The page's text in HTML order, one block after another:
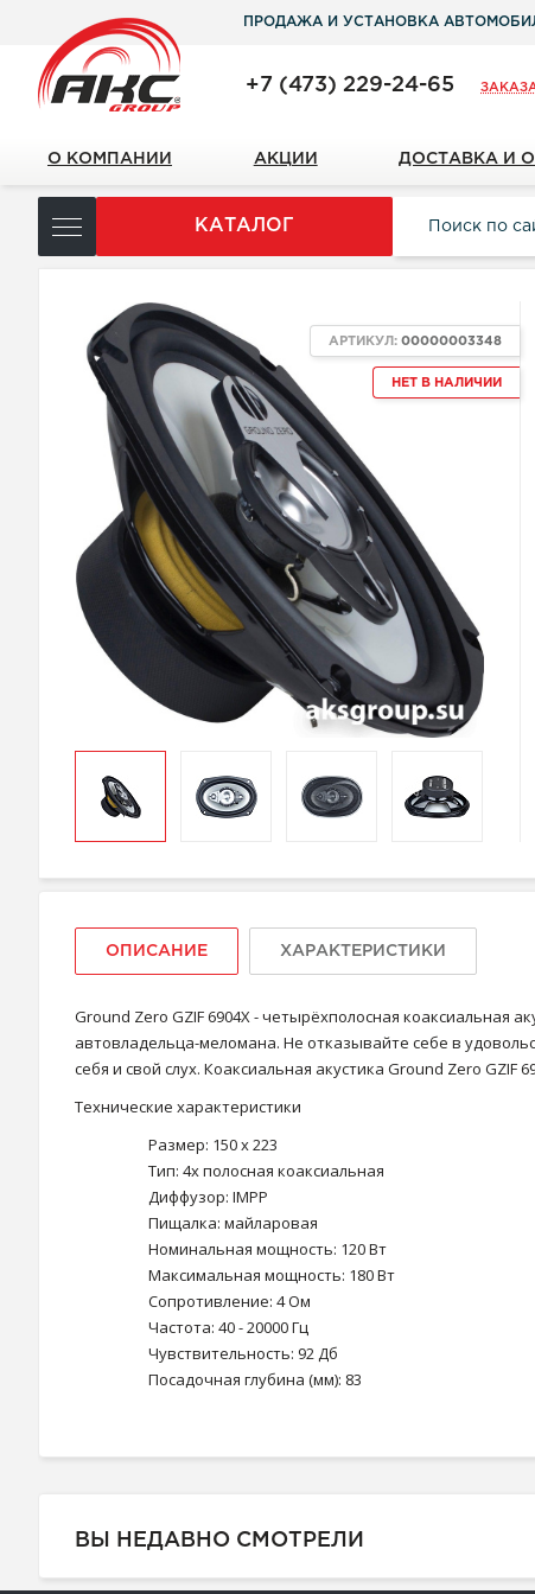
ПРОДАЖА И УСТАНОВКА
+7 (473) 229-24-65
О КОМПАНИИ АКЦИИ ДОСТАВКА И
КАТАЛОГ
НЕТ В НАЛИЧИИ
АРТИКУЛ:00000003348
ОПИСАНИЕ ХАРАКТЕРИСТИКИ
Ground Zero GZIF 6904X - четырёхполосная коаксиальная
автовладельца-меломана. Не отказывайте себе в
себя и свой слух. Коаксиальная акустика Ground Zero
Технические характеристики
Размер: 150 x 223
Тип: 4х полосная коаксиальная
Диффузор: IMPP
Пищалка: майларовая
Номинальная мощность: 120 Вт
Максимальная мощность: 180 Вт
Сопротивление: 4 Ом
Частота: 40 - 20000 Гц
Чувствительность: 92 Дб
Посадочная глубина (мм): 83
ВЫ НЕДАВНО СМОТРЕЛИ